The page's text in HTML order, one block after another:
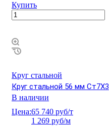
Купить
Круг стальной
Круг стальной 56 мм Ст7Х3
В наличии
Цена:65 740 руб/т
1 269 руб/м